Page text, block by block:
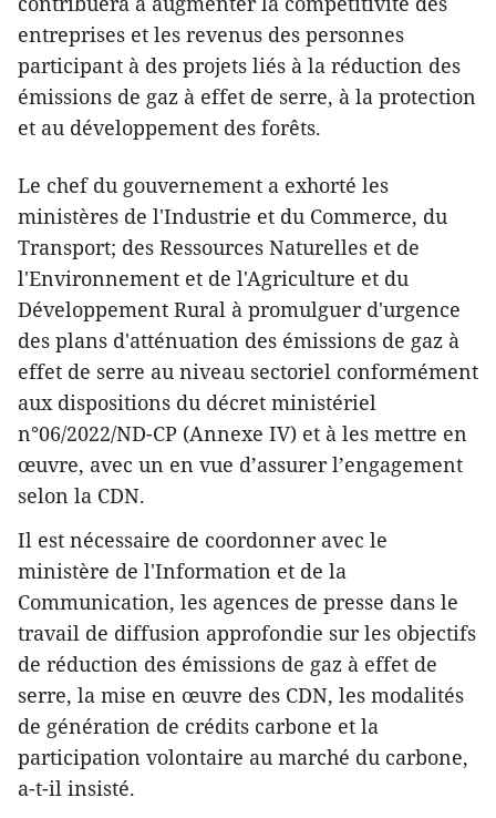
entreprises et les revenus des personnes
participant à des projets liés à la réduction des
émissions de gaz à effet de serre, à la protection
et au développement des forêts.
Le chef du gouvernement a exhorté les
ministères de l'Industrie et du Commerce, du
Transport; des Ressources Naturelles et de
l'Environnement et de l'Agriculture et du
Développement Rural à promulguer d'urgence
des plans d'atténuation des émissions de gaz à
effet de serre au niveau sectoriel conformément
aux dispositions du décret ministériel
n°06/2022/ND-CP (Annexe IV) et à les mettre en
œuvre, avec un en vue d’assurer l’engagement
selon la CDN.
Il est nécessaire de coordonner avec le
ministère de l'Information et de la
Communication, les agences de presse dans le
travail de diffusion approfondie sur les objectifs
de réduction des émissions de gaz à effet de
serre, la mise en œuvre des CDN, les modalités
de génération de crédits carbone et la
participation volontaire au marché du carbone,
a-t-il insisté.